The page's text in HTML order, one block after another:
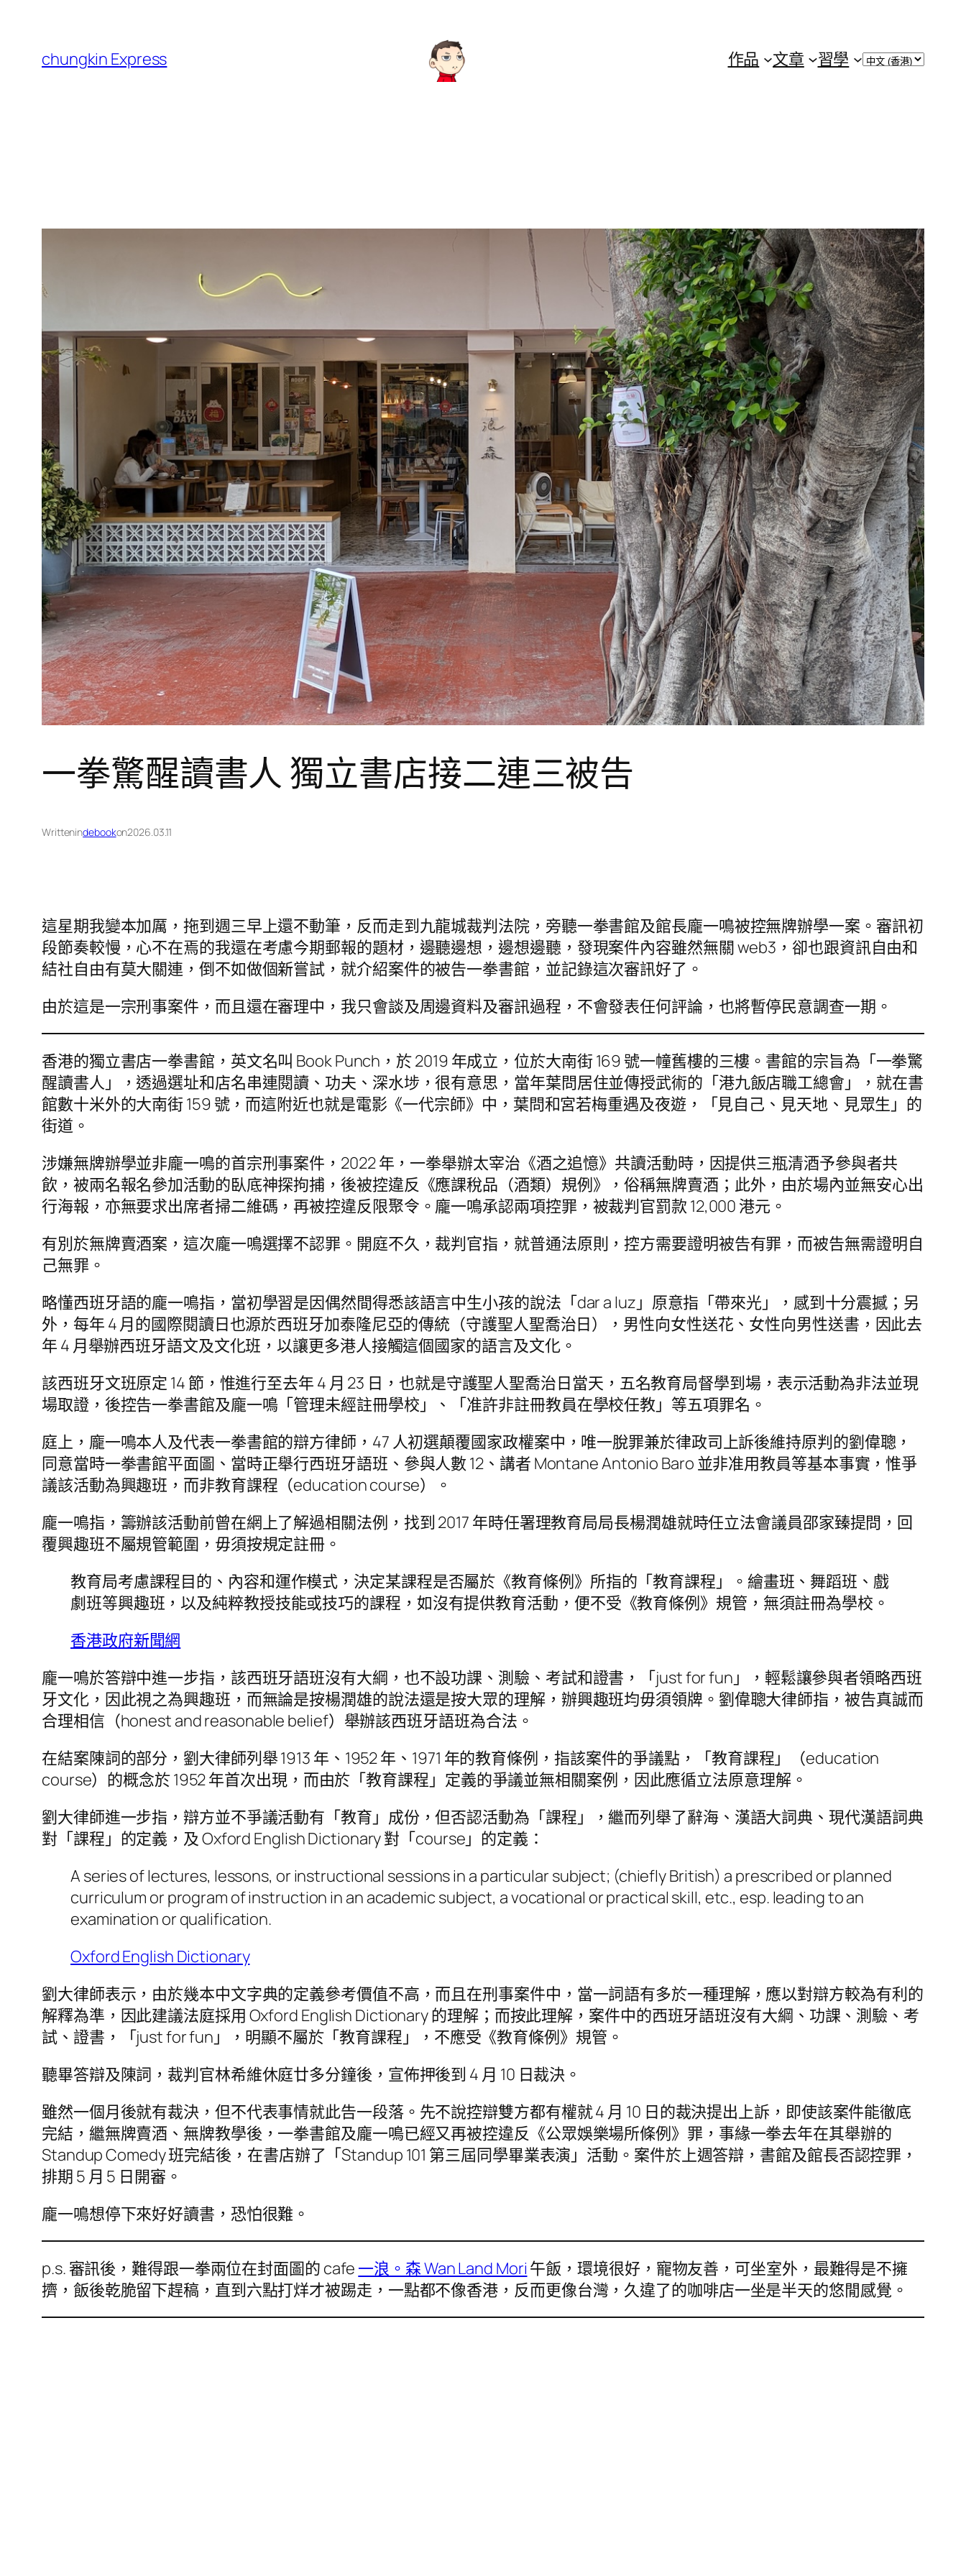
chungkin Express 作品 文章 習學
Choose
一拳驚醒讀書人 獨立書店接二連三被告
Writtenindebookon2026.03.11
這星期我變本加厲，拖到週三早上還不動筆，反而走到九龍城裁判法院，旁聽一拳書館及館長龐一鳴被控無牌辦學一案。審訊初
段節奏較慢，心不在焉的我還在考慮今期郵報的題材，邊聽邊想，邊想邊聽，發現案件內容雖然無關 web3，卻也跟資訊自由和
結社自由有莫大關連，倒不如做個新嘗試，就介紹案件的被告一拳書館，並記錄這次審訊好了。
由於這是一宗刑事案件，而且還在審理中，我只會談及周邊資料及審訊過程，不會發表任何評論，也將暫停民意調查一期。
香港的獨立書店一拳書館，英文名叫 Book Punch，於 2019 年成立，位於大南街 169 號一幢舊樓的三樓。書館的宗旨為「一拳驚
醒讀書人」，透過選址和店名串連閱讀、功夫、深水埗，很有意思，當年葉問居住並傳授武術的「港九飯店職工總會」，就在書
館數十米外的大南街 159 號，而這附近也就是電影《一代宗師》中，葉問和宮若梅重遇及夜遊，「見自己、見天地、見眾生」的
街道。
涉嫌無牌辦學並非龐一鳴的首宗刑事案件，2022 年，一拳舉辦太宰治《酒之追憶》共讀活動時，因提供三瓶清酒予參與者共
飲，被兩名報名參加活動的臥底神探拘捕，後被控違反《應課稅品（酒類）規例》，俗稱無牌賣酒；此外，由於場內並無安心出
行海報，亦無要求出席者掃二維碼，再被控違反限聚令。龐一鳴承認兩項控罪，被裁判官罰款 12,000 港元。
有別於無牌賣酒案，這次龐一鳴選擇不認罪。開庭不久，裁判官指，就普通法原則，控方需要證明被告有罪，而被告無需證明自
己無罪。
略懂西班牙語的龐一鳴指，當初學習是因偶然間得悉該語言中生小孩的說法「dar a luz」原意指「帶來光」，感到十分震撼；另
外，每年 4 月的國際閱讀日也源於西班牙加泰隆尼亞的傳統（守護聖人聖喬治日），男性向女性送花、女性向男性送書，因此去
年 4 月舉辦西班牙語文及文化班，以讓更多港人接觸這個國家的語言及文化。
該西班牙文班原定 14 節，惟進行至去年 4 月 23 日，也就是守護聖人聖喬治日當天，五名教育局督學到場，表示活動為非法並現
場取證，後控告一拳書館及龐一鳴「管理未經註冊學校」、「准許非註冊教員在學校任教」等五項罪名。
庭上，龐一鳴本人及代表一拳書館的辯方律師，47 人初選顛覆國家政權案中，唯一脫罪兼於律政司上訴後維持原判的劉偉聰，
同意當時一拳書館平面圖、當時正舉行西班牙語班、參與人數 12、講者 Montane Antonio Baro 並非准用教員等基本事實，惟爭
議該活動為興趣班，而非教育課程（education course）。
龐一鳴指，籌辦該活動前曾在網上了解過相關法例，找到 2017 年時任署理教育局局長楊潤雄就時任立法會議員邵家臻提問，回
覆興趣班不屬規管範圍，毋須按規定註冊。
教育局考慮課程目的、內容和運作模式，決定某課程是否屬於《教育條例》所指的「教育課程」。繪畫班、舞蹈班、戲
劇班等興趣班，以及純粹教授技能或技巧的課程，如沒有提供教育活動，便不受《教育條例》規管，無須註冊為學校。
香港政府新聞網
龐一鳴於答辯中進一步指，該西班牙語班沒有大綱，也不設功課、測驗、考試和證書，「just for fun」，輕鬆讓參與者領略西班
牙文化，因此視之為興趣班，而無論是按楊潤雄的說法還是按大眾的理解，辦興趣班均毋須領牌。劉偉聰大律師指，被告真誠而
合理相信（honest and reasonable belief）舉辦該西班牙語班為合法。
在結案陳詞的部分，劉大律師列舉 1913 年、1952 年、1971 年的教育條例，指該案件的爭議點，「教育課程」（education
course）的概念於 1952 年首次出現，而由於「教育課程」定義的爭議並無相關案例，因此應循立法原意理解。
劉大律師進一步指，辯方並不爭議活動有「教育」成份，但否認活動為「課程」，繼而列舉了辭海、漢語大詞典、現代漢語詞典
對「課程」的定義，及 Oxford English Dictionary 對「course」的定義：
A series of lectures, lessons, or instructional sessions in a particular subject; (chiefly British) a prescribed or planned
curriculum or program of instruction in an academic subject, a vocational or practical skill, etc., esp. leading to an
examination or qualification.
Oxford English Dictionary
劉大律師表示，由於幾本中文字典的定義參考價值不高，而且在刑事案件中，當一詞語有多於一種理解，應以對辯方較為有利的
解釋為準，因此建議法庭採用 Oxford English Dictionary 的理解；而按此理解，案件中的西班牙語班沒有大綱、功課、測驗、考
試、證書，「just for fun」，明顯不屬於「教育課程」，不應受《教育條例》規管。
聽畢答辯及陳詞，裁判官林希維休庭廿多分鐘後，宣佈押後到 4 月 10 日裁決。
雖然一個月後就有裁決，但不代表事情就此告一段落。先不說控辯雙方都有權就 4 月 10 日的裁決提出上訴，即使該案件能徹底
完結，繼無牌賣酒、無牌教學後，一拳書館及龐一鳴已經又再被控違反《公眾娛樂場所條例》罪，事緣一拳去年在其舉辦的
Standup Comedy 班完結後，在書店辦了「Standup 101 第三屆同學畢業表演」活動。案件於上週答辯，書館及館長否認控罪，
排期 5 月 5 日開審。
龐一鳴想停下來好好讀書，恐怕很難。
p.s. 審訊後，難得跟一拳兩位在封面圖的 cafe 一浪。森 Wan Land Mori 午飯，環境很好，寵物友善，可坐室外，最難得是不擁
擠，飯後乾脆留下趕稿，直到六點打烊才被踢走，一點都不像香港，反而更像台灣，久違了的咖啡店一坐是半天的悠閒感覺。